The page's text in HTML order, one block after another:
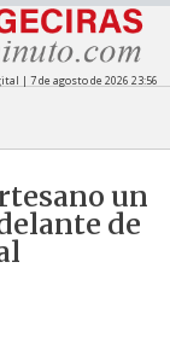
| 7 de agosto de 2026 23:56
un
de